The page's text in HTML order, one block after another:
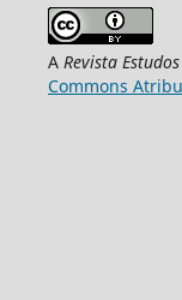
A Revista
Commons